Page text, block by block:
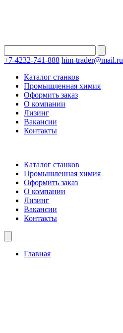
+7-4232-741-888 him-trader@mail.ru
Каталог станков
Промышленная химия
Оформить заказ
О компании
Лизинг
Вакансии
Контакты
Каталог станков
Промышленная химия
Оформить заказ
О компании
Лизинг
Вакансии
Контакты
Главная